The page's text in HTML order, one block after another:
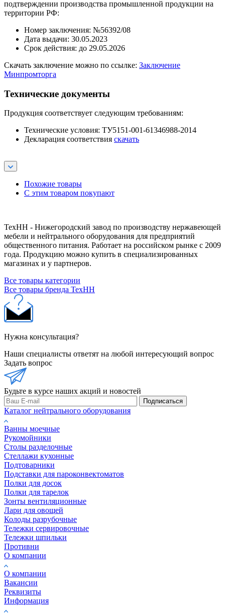
подтверждении производства промышленной продукции на
территории РФ:
Номер заключения: №56392/08
Дата выдачи: 30.05.2023
Срок действия: до 29.05.2026
Скачать заключение можно по ссылке: Заключение
Минпромторга
Технические документы
Продукция соответствует следующим требованиям:
Технические условия: ТУ5151-001-61346988-2014
Декларация соответствия скачать
Похожие товары
С этим товаром покупают
ТехНН - Нижегородский завод по производству нержавеющей
мебели и нейтрального оборудования для предприятий
общественного питания. Работает на российском рынке с 2009
года. Продукцию можно купить в специализированных
магазинах и у партнеров.
Все товары категории
Все товары бренда ТехНН
Нужна консультация?
Наши специалисты ответят на любой интересующий вопрос
Задать вопрос
Будьте в курсе наших акций и новостей
Подписаться
Каталог нейтрального оборудования
Ванны моечные
Рукомойники
Столы разделочные
Стеллажи кухонные
Подтоварники
Подставки для пароконвектоматов
Полки для досок
Полки для тарелок
Зонты вентиляционные
Лари для овощей
Колоды разрубочные
Тележки сервировочные
Тележки шпильки
Противни
О компании
О компании
Вакансии
Реквизиты
Информация